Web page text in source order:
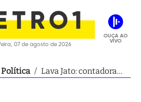
07 de agosto de 2026
OUÇA AO
VIVO
Política / Lava Jato: contadora